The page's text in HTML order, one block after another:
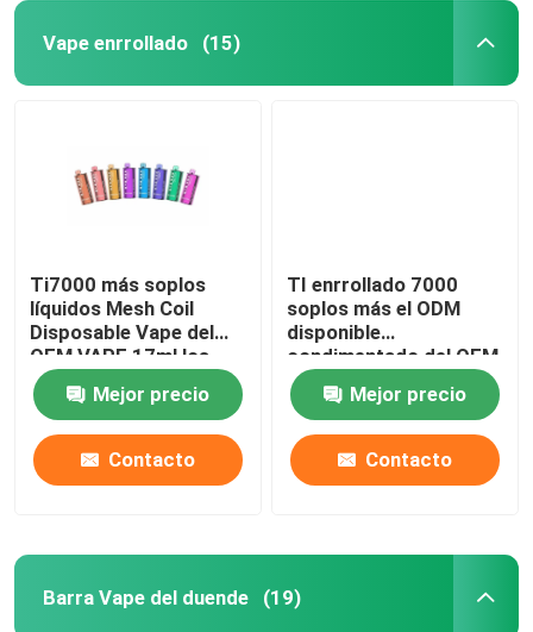
Vape enrrollado (15)
Ti7000 más soplos
líquidos Mesh Coil
Disposable Vape del
OEM VAPE 17ml los
7000
Mejor precio
Contacto
TI enrrollado 7000
soplos más el ODM
disponible
condimentado del OEM
de la pluma 17ml de
Vape
Mejor precio
Contacto
Barra Vape del duende (19)